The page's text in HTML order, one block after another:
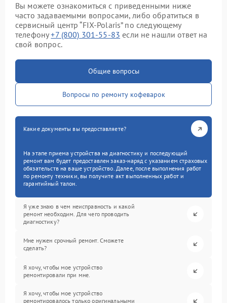
Вы можете ознакомиться с приведенными ниже
часто задаваемыми вопросами, либо обратиться в
сервисный центр “FIX-Polaris” по следующему
телефону+7 (800) 301-55-83 если не нашли ответ на
свой вопрос.
Общие вопросы
Вопросы по ремонту кофеварок
Какие документы вы предоставляете?
На этапе приема устройства на диагностику и последующий
ремонт вам будет предоставлен заказ-наряд с указанием страховых
обязательств на ваше устройство. Далее, после выполнения работ
по ремонту техники, вы получите акт выполненных работ и
гарантийный талон.
Я уже знаю в чем неисправность и какой
ремонт необходим. Для чего проводить
диагностику?
Мне нужен срочный ремонт. Сможете
сделать?
Я хочу, чтобы мое устройство
ремонтировали при мне.
Я хочу, чтобы мое устройство
ремонтировалось только оригинальными